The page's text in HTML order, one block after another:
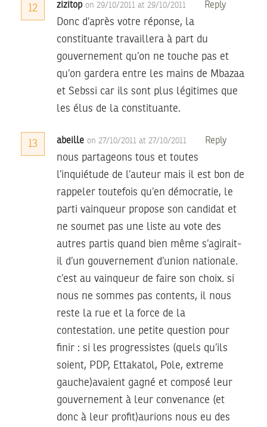
12 zizitop on 29/10/2011 at 29/10/2011 Reply
Donc d’après votre réponse, la
constituante travaillera à part du
gouvernement qu’on ne touche pas et
qu’on gardera entre les mains de Mbazaa
et Sebssi car ils sont plus légitimes que
les élus de la constituante.
13 abeille on 27/10/2011 at 27/10/2011 Reply
nous partageons tous et toutes
l’inquiétude de l’auteur mais il est bon de
rappeler toutefois qu’en démocratie, le
parti vainqueur propose son candidat et
ne soumet pas une liste au vote des
autres partis quand bien même s’agirait-
il d’un gouvernement d’union nationale.
c’est au vainqueur de faire son choix. si
nous ne sommes pas contents, il nous
reste la rue et la force de la
contestation. une petite question pour
finir : si les progressistes (quels qu’ils
soient, PDP, Ettakatol, Pole, extreme
gauche)avaient gagné et composé leur
gouvernement à leur convenance (et
donc à leur profit)aurions nous eu des